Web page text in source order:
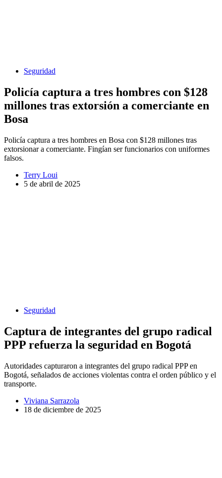
Seguridad
Policía captura a tres hombres con $128
millones tras extorsión a comerciante en
Bosa
Policía captura a tres hombres en Bosa con $128 millones tras
extorsionar a comerciante. Fingían ser funcionarios con uniformes
falsos.
Terry Loui
5 de abril de 2025
Seguridad
Captura de integrantes del grupo radical
PPP refuerza la seguridad en Bogotá
Autoridades capturaron a integrantes del grupo radical PPP en
Bogotá, señalados de acciones violentas contra el orden público y el
transporte.
Viviana Sarrazola
18 de diciembre de 2025